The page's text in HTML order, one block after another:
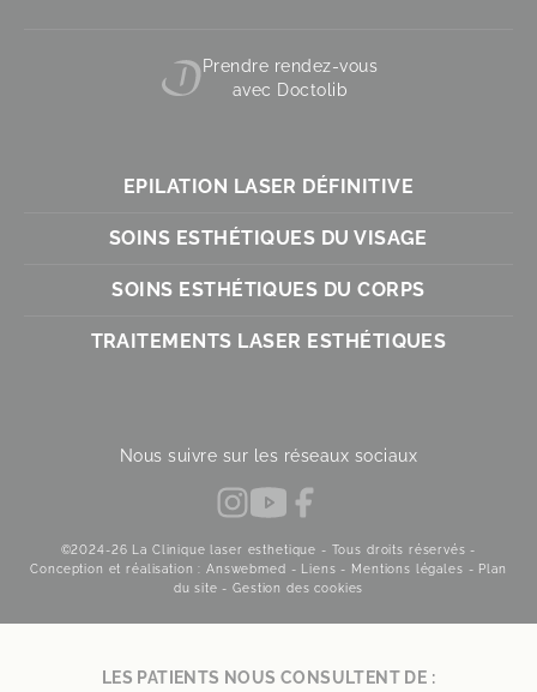
Prendre rendez-vous
avec Doctolib
EPILATION LASER DÉFINITIVE
SOINS ESTHÉTIQUES DU VISAGE
SOINS ESTHÉTIQUES DU CORPS
TRAITEMENTS LASER ESTHÉTIQUES
Nous suivre sur les réseaux sociaux
©2024-26 La Clinique laser esthetique - Tous droits réservés -
Conception et réalisation : Answebmed - Liens - Mentions légales - Plan
du site -Gestion des cookies
LES PATIENTS NOUS CONSULTENT DE :